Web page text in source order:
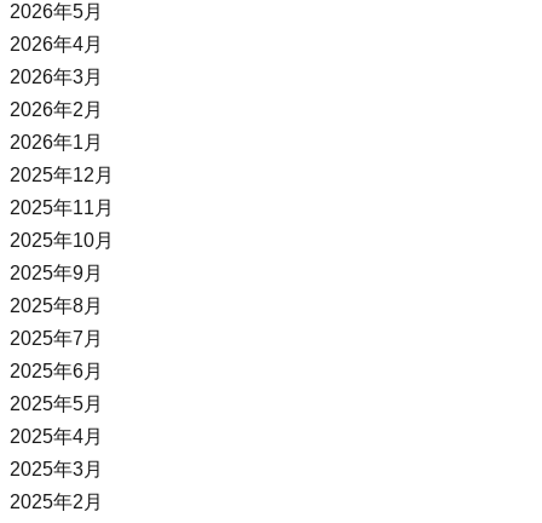
2026年5月
2026年4月
2026年3月
2026年2月
2026年1月
2025年12月
2025年11月
2025年10月
2025年9月
2025年8月
2025年7月
2025年6月
2025年5月
2025年4月
2025年3月
2025年2月